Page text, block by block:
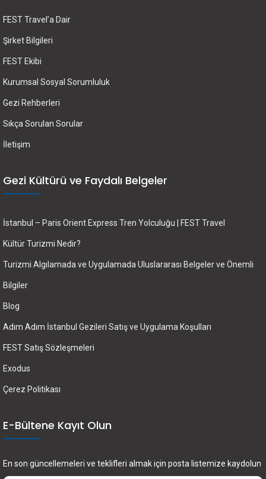
FEST Travel’a Dair
Şirket Bilgileri
FEST Ekibi
Kurumsal Sosyal Sorumluluk
Gezi Rehberleri
Sıkça Sorulan Sorular
İletişim
Gezi Kültürü ve Faydalı Belgeler
İstanbul – Paris Orient Express Tren Yolculuğu | FEST Travel
Kültür Turizmi Nedir?
Turizmi Algılamada ve Uygulamada Uluslararası Belgeler ve Önemli
Bilgiler
Blog
Adım Adım İstanbul Gezileri Satış ve Uygulama Koşulları
FEST Satış Sözleşmeleri
Exodus
Çerez Politikası
E-Bültene Kayıt Olun
En son güncellemeleri ve teklifleri almak için posta listemize kaydolun